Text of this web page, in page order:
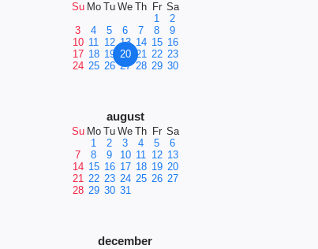
Su Mo Tu We Th Fr Sa
1
2
3
4 5 6 7 8
9
10 11 12 13 14 15 16
17 18 19 20 21 22 23
24 25 26 27 28 29 30
august
Su Mo Tu We Th Fr Sa
1
2 3 4 5
6
7
8 9 10 11 12 13
14 15 16 17 18 19 20
21 22 23 24 25 26 27
28 29 30 31
december